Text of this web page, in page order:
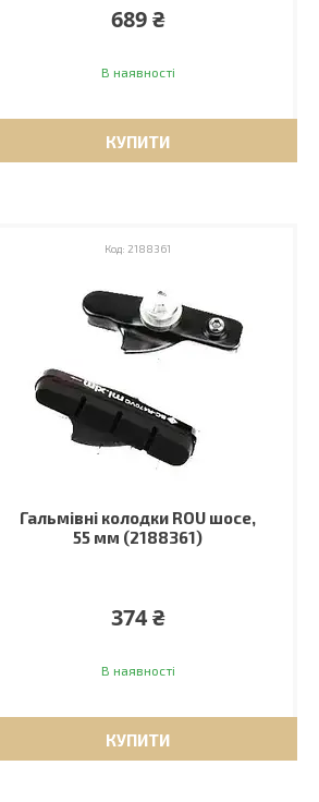
689 ₴
В наявності
КУПИТИ
2188361
Гальмівні колодки ROU шосе,
55 мм (2188361)
374 ₴
В наявності
КУПИТИ